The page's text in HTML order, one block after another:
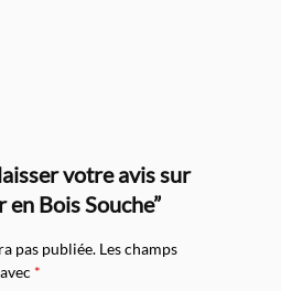
votre avis sur
Bois Souche”
pas publiée. Les champs
*